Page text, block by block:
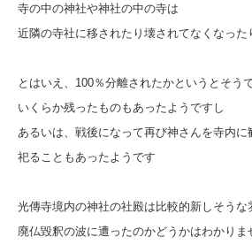
寺の中の神社や神社の中の寺は
近隣の寺社に移されたり壊されてなくなった
とはいえ、100％分離されたかというとそう
いくらか残ったものもあったようですし
あるいは、戦後になって再び神さんを寺内に
祀ることもあったようです
光傳寺境内の神社の社殿は比較的新しそうな
廃仏毀釈の波に遭ったのかどうかはわかりま